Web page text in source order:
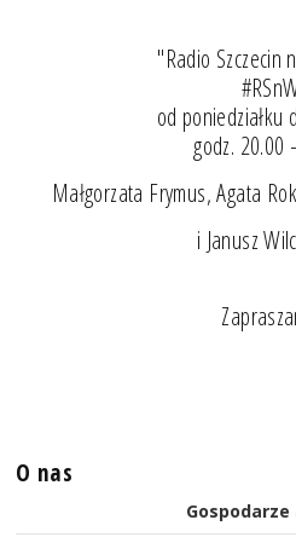
"Radio Szczecin
od poniedziałku
godz. 20.00
Małgorzata Frymus, Agata
i Janusz
O nas